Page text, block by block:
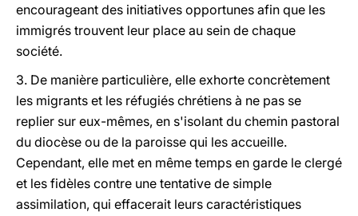
encourageant des initiatives opportunes afin que les
immigrés trouvent leur place au sein de chaque
société.
3. De manière particulière, elle exhorte concrètement
les migrants et les réfugiés chrétiens à ne pas se
replier sur eux-mêmes, en s'isolant du chemin pastoral
du diocèse ou de la paroisse qui les accueille.
Cependant, elle met en même temps en garde le clergé
et les fidèles contre une tentative de simple
assimilation, qui effacerait leurs caractéristiques